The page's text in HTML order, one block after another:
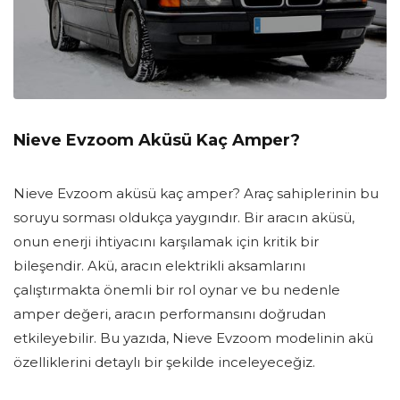
Nieve Evzoom Aküsü Kaç Amper?
Nieve Evzoom aküsü kaç amper? Araç sahiplerinin bu
soruyu sorması oldukça yaygındır. Bir aracın aküsü,
onun enerji ihtiyacını karşılamak için kritik bir
bileşendir. Akü, aracın elektrikli aksamlarını
çalıştırmakta önemli bir rol oynar ve bu nedenle
amper değeri, aracın performansını doğrudan
etkileyebilir. Bu yazıda, Nieve Evzoom modelinin akü
özelliklerini detaylı bir şekilde inceleyeceğiz.